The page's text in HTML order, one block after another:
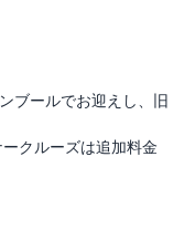
ル イスタンブール -
テル クシャダス また
ブ ホテル カッパドキ
ブールでお迎えし、旧
クルーズは追加料金